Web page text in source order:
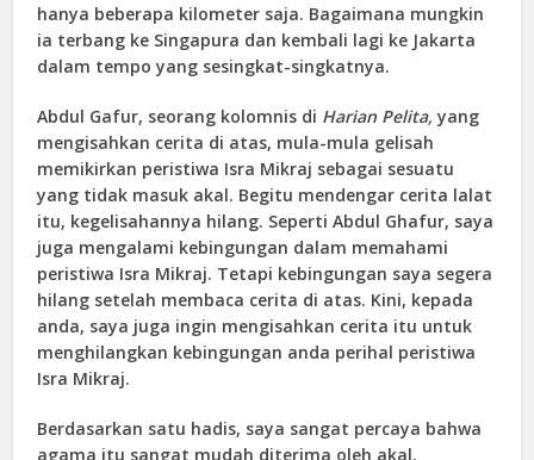
hanya beberapa kilometer saja. Bagaimana mungkin
ia terbang ke Singapura dan kembali lagi ke Jakarta
dalam tempo yang sesingkat-singkatnya.
Abdul Gafur, seorang kolomnis di Harian Pelita, yang
mengisahkan cerita di atas, mula-mula gelisah
memikirkan peristiwa Isra Mikraj sebagai sesuatu
yang tidak masuk akal. Begitu mendengar cerita lalat
itu, kegelisahannya hilang. Seperti Abdul Ghafur, saya
juga mengalami kebingungan dalam memahami
peristiwa Isra Mikraj. Tetapi kebingungan saya segera
hilang setelah membaca cerita di atas. Kini, kepada
anda, saya juga ingin mengisahkan cerita itu untuk
menghilangkan kebingungan anda perihal peristiwa
Isra Mikraj.
Berdasarkan satu hadis, saya sangat percaya bahwa
agama itu sangat mudah diterima oleh akal.